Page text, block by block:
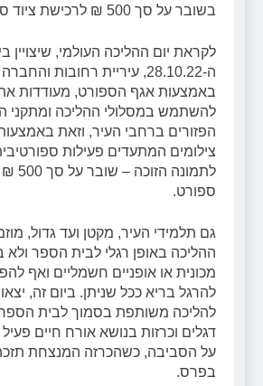
בשובר על סך 500 ₪ לרכישת ציוד ספורט.
לקראת יום ההליכה העולמי, שיצויין
ה-28.10.22, עיריית רחובות
באמצעות אגף הספורט, מעודדות
להשתמש במסלולי ההליכה ומתקני
הפזורים ברחבי העיר, וזאת
צילומים המתעדים פעילות
ספורט.
גם תלמידי העיר, מקטן ועד גדול,
ההליכה באופן רגלי לבית הספר
מכונית או אופניים חשמליים ואף
להרגל בריא ככל שניתן. ביום זה,
להליכה משותפת בסמוך לבית
דגלים וכרזות בנושא אורח חיים
על הסביבה, כשהכרזה המנצחת
בפרס.